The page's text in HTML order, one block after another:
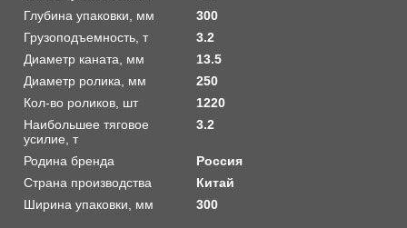
Глубина упаковки, мм
300
Грузоподъемность, т
3.2
Диаметр каната, мм
13.5
Диаметр ролика, мм
250
Кол-во роликов, шт
1220
Наибольшее тяговое
усилие, т
3.2
Родина бренда
Россия
Страна производства
Китай
Ширина упаковки, мм
300